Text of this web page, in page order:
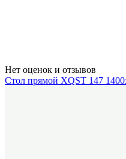
Нет оценок и отзывов
Стол прямой XQST 147